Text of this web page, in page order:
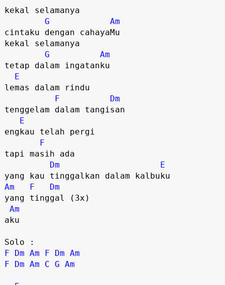
kekal selamanya
G
Am
cintaku dengan cahayaMu
kekal selamanya
G
Am
tetap dalam ingatanku
E
lemas dalam rindu
F
Dm
tenggelam dalam tangisan
E
engkau telah pergi
F
tapi masih ada
Dm
E
yang kau tinggalkan dalam kalbuku
Am
F
Dm
yang tinggal (3x)
Am
aku
Solo :
F
Dm Am F Dm Am
F
Dm Am C G Am